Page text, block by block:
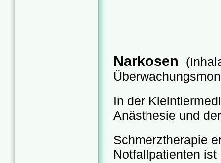
Narkosen
In der
Anästhesie und der
Schmerztherapie
Notfallpatienten ist